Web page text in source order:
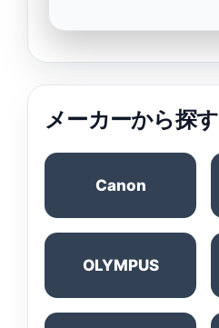
メーカーから探す
Canon
OLYMPUS